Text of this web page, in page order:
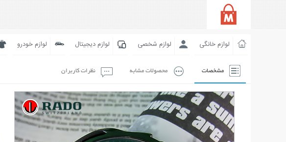
لوازم خانگی لوازم شخصی لوازم دیجیتال لوازم خودرو
مشخصات محصولات مشابه نظرات کاربران